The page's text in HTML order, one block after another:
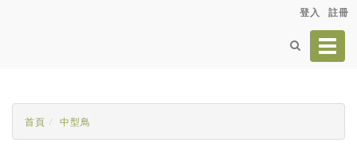
登入 註冊
首頁 中型鳥